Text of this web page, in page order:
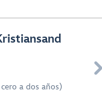
a dos años)
